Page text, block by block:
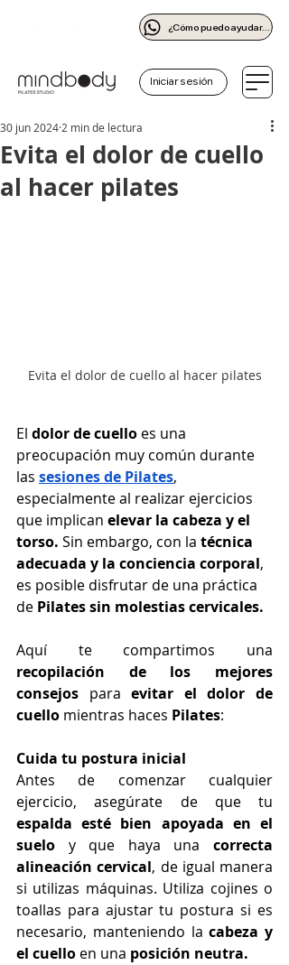
¿Cómo puedo ayudarte?
Iniciar sesión
Evita el dolor de cuello
al hacer pilates
30 jun 2024 2 min de lectura
Evita el dolor de cuello al hacer pilates
El dolor de cuello es una
preocupación muy común durante
las sesiones de Pilates,
especialmente al realizar ejercicios
que implican elevar la cabeza y el
torso. Sin embargo, con la técnica
adecuada y la conciencia corporal,
es posible disfrutar de una práctica
de Pilates sin molestias cervicales.
recopilación de los mejores
consejos para evitar el dolor de
cuello mientras haces Pilates:
Cuida tu postura inicial
Antes de comenzar cualquier
espalda esté bien apoyada en el
suelo y que haya una correcta
alineación cervical, de igual manera
si utilizas máquinas. Utiliza cojines o
toallas para ajustar tu postura si es
necesario, manteniendo la cabeza y
el cuello en una posición neutra.